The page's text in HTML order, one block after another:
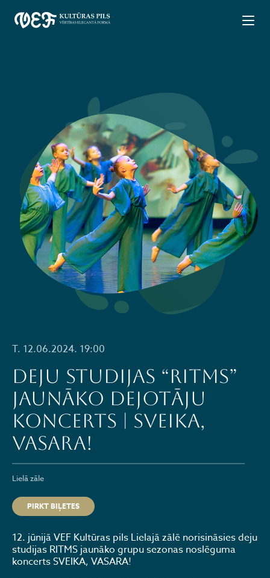
T. 12.06.2024. 19:00
Deju studijas “RITMS”
jaunāko dejotāju
koncerts | SVEIKA,
VASARA!
Lielā zāle
PIRKT BIĻETES
12. jūnijā VEF Kultūras pils Lielajā zālē norisināsies deju
studijas RITMS jaunāko grupu sezonas noslēguma
koncerts SVEIKA, VASARA!